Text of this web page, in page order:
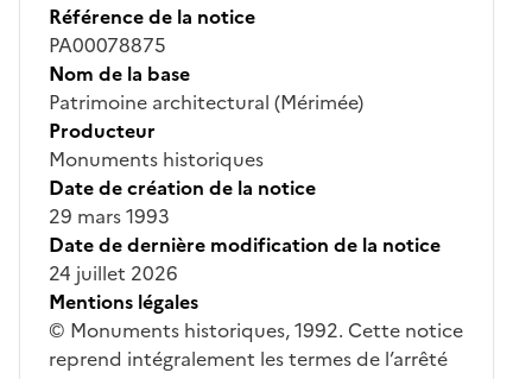
Référence de la notice
PA00078875
Nom de la base
Patrimoine architectural (Mérimée)
Producteur
Monuments historiques
Date de création de la notice
29 mars 1993
Date de dernière modification de la notice
24 juillet 2026
Mentions légales
© Monuments historiques, 1992. Cette notice
reprend intégralement les termes de l’arrêté